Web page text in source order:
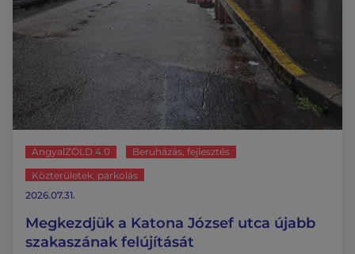
AngyalZÖLD 4.0
Beruházás, fejlesztés
Közterületek, parkolás
Megkezdjük a Katona József utca újabb
szakaszának felújítását
2026.07.31.